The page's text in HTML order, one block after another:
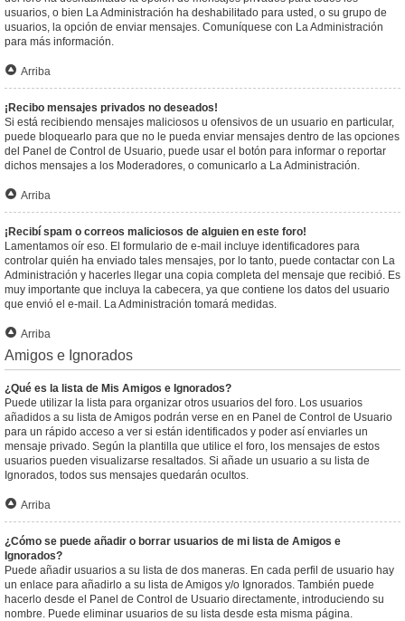
usuarios, o bien La Administración ha deshabilitado para usted, o su grupo de
usuarios, la opción de enviar mensajes. Comuníquese con La Administración
para más información.
Arriba
¡Recibo mensajes privados no deseados!
Si está recibiendo mensajes maliciosos u ofensivos de un usuario en particular,
puede bloquearlo para que no le pueda enviar mensajes dentro de las opciones
del Panel de Control de Usuario, puede usar el botón para informar o reportar
dichos mensajes a los Moderadores, o comunicarlo a La Administración.
Arriba
¡Recibí spam o correos maliciosos de alguien en este foro!
Lamentamos oír eso. El formulario de e-mail incluye identificadores para
controlar quién ha enviado tales mensajes, por lo tanto, puede contactar con La
Administración y hacerles llegar una copia completa del mensaje que recibió. Es
muy importante que incluya la cabecera, ya que contiene los datos del usuario
que envió el e-mail. La Administración tomará medidas.
Arriba
Amigos e Ignorados
¿Qué es la lista de Mis Amigos e Ignorados?
Puede utilizar la lista para organizar otros usuarios del foro. Los usuarios
añadidos a su lista de Amigos podrán verse en en Panel de Control de Usuario
para un rápido acceso a ver si están identificados y poder así enviarles un
mensaje privado. Según la plantilla que utilice el foro, los mensajes de estos
usuarios pueden visualizarse resaltados. Si añade un usuario a su lista de
Ignorados, todos sus mensajes quedarán ocultos.
Arriba
¿Cómo se puede añadir o borrar usuarios de mi lista de Amigos e
Ignorados?
Puede añadir usuarios a su lista de dos maneras. En cada perfil de usuario hay
un enlace para añadirlo a su lista de Amigos y/o Ignorados. También puede
hacerlo desde el Panel de Control de Usuario directamente, introduciendo su
nombre. Puede eliminar usuarios de su lista desde esta misma página.